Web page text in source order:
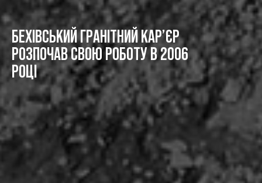
БЕХІВСЬКИЙГРАНІТНИЙКАР’ЄР
РОЗПОЧАВСВОЮРОБОТУВ2006
РОЦІ